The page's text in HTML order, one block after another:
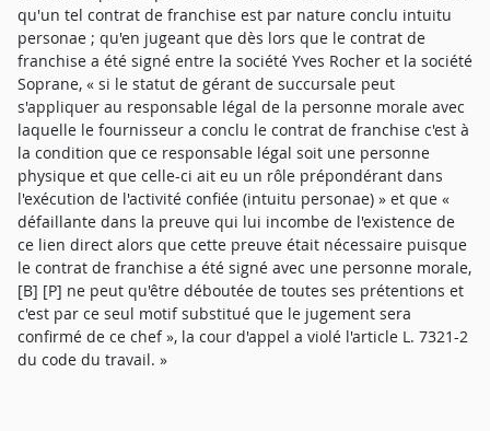
qu'un tel contrat de franchise est par nature conclu intuitu
personae ; qu'en jugeant que dès lors que le contrat de
franchise a été signé entre la société Yves Rocher et la société
Soprane, « si le statut de gérant de succursale peut
s'appliquer au responsable légal de la personne morale avec
laquelle le fournisseur a conclu le contrat de franchise c'est à
la condition que ce responsable légal soit une personne
physique et que celle-ci ait eu un rôle prépondérant dans
l'exécution de l'activité confiée (intuitu personae) » et que «
défaillante dans la preuve qui lui incombe de l'existence de
ce lien direct alors que cette preuve était nécessaire puisque
le contrat de franchise a été signé avec une personne morale,
[B] [P] ne peut qu'être déboutée de toutes ses prétentions et
c'est par ce seul motif substitué que le jugement sera
confirmé de ce chef », la cour d'appel a violé l'article L. 7321-2
du code du travail. »